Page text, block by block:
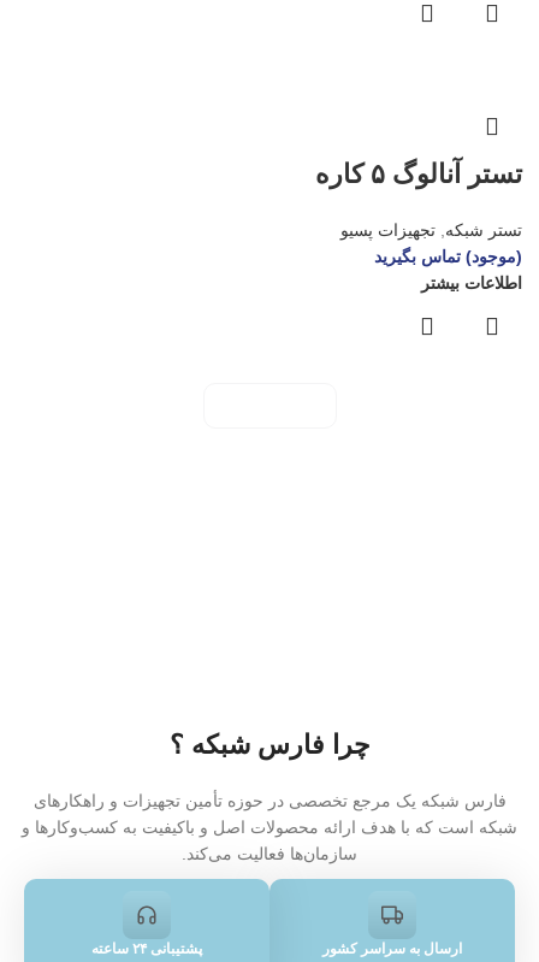
تستر آنالوگ ۵ کاره
تستر شبکه, تجهیزات پسیو
(موجود) تماس بگیرید
اطلاعات بیشتر
چرا فارس شبکه ؟
فارس شبکه یک مرجع تخصصی در حوزه تأمین تجهیزات و راهکارهای
شبکه است که با هدف ارائه محصولات اصل و باکیفیت به کسب‌وکارها و
سازمان‌ها فعالیت می‌کند.
ارسال به سراسر کشور پشتیبانی ۲۴ ساعته